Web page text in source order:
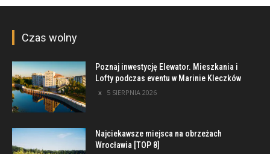
Czas wolny
Poznaj inwestycję Elewator. Mieszkania i
Lofty podczas eventu w Marinie Kleczków
5 SIERPNIA 2026
Najciekawsze miejsca na obrzeżach
Wrocławia [TOP 8]